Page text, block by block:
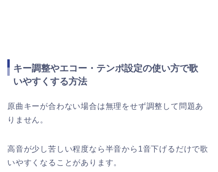
キー調整やエコー・テンポ設定の使い方で歌
いやすくする方法
原曲キーが合わない場合は無理をせず調整して問題あ
りません。
高音が少し苦しい程度なら半音から1音下げるだけで歌
いやすくなることがあります。